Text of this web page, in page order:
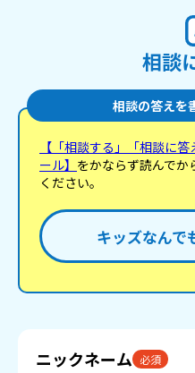
相談
相談の答えを
【「相談する」「相談に
ール】 をかならず読んでか
ください。
キッズなんで
ニックネーム 必須